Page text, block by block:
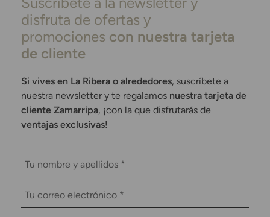
disfruta de ofertas y
promociones con nuestra tarjeta
de cliente
Si vives en La Ribera o alrededores, suscríbete a
nuestra newsletter y te regalamos nuestra tarjeta de
cliente Zamarripa, ¡con la que disfrutarás de
ventajas exclusivas!